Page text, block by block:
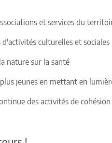
et services du
culturelles et sociales
nature sur la santé
jeunes en mettant en
des activités de